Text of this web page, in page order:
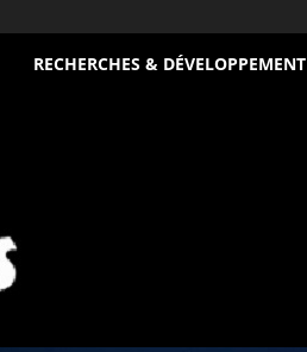
RECHERCHES & DÉVELOPPEMENT